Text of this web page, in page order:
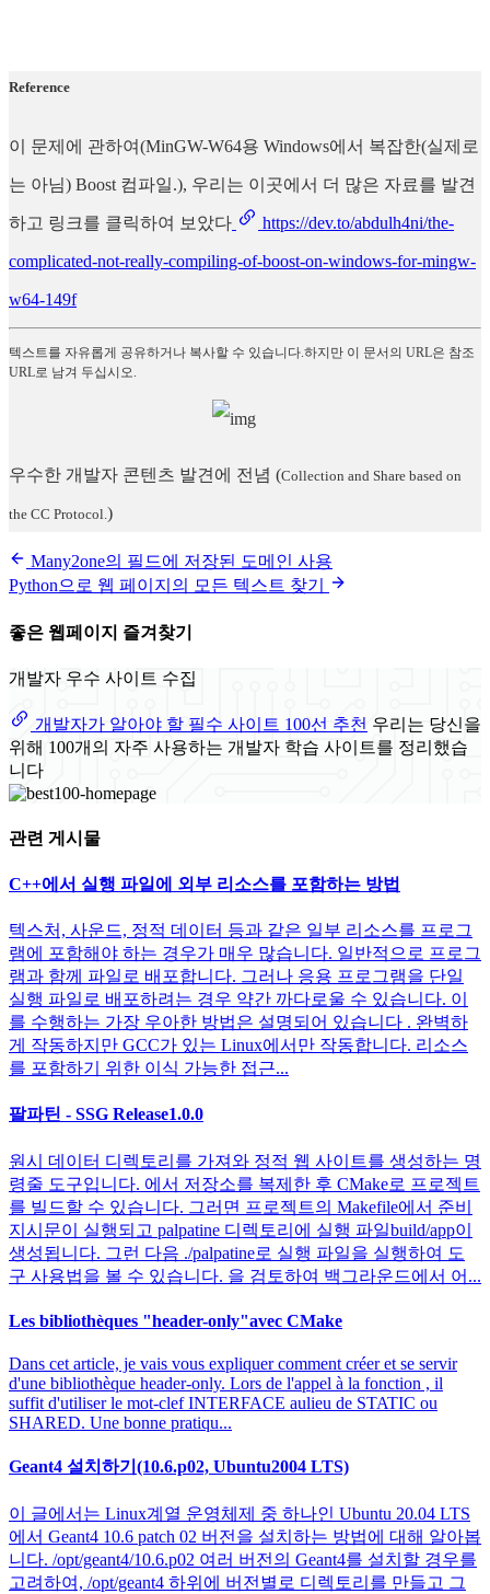
Reference
이 문제에 관하여(MinGW-W64용 Windows에서 복잡한(실제로
는 아님) Boost 컴파일.), 우리는 이곳에서 더 많은 자료를 발견
하고 링크를 클릭하여 보았다 https://dev.to/abdulh4ni/the-
complicated-not-really-compiling-of-boost-on-windows-for-mingw-
w64-149f
텍스트를 자유롭게 공유하거나 복사할 수 있습니다.하지만 이 문서의 URL은 참조
URL로 남겨 두십시오.
우수한 개발자 콘텐츠 발견에 전념 (Collection and Share based on
the CC Protocol.)
Many2one의 필드에 저장된 도메인 사용
Python으로 웹 페이지의 모든 텍스트 찾기
좋은 웹페이지 즐겨찾기
개발자 우수 사이트 수집
개발자가 알아야 할 필수 사이트 100선 추천 우리는 당신을
위해 100개의 자주 사용하는 개발자 학습 사이트를 정리했습
니다
관련 게시물
C++에서 실행 파일에 외부 리소스를 포함하는 방법
텍스처, 사운드, 정적 데이터 등과 같은 일부 리소스를 프로그
램에 포함해야 하는 경우가 매우 많습니다. 일반적으로 프로그
램과 함께 파일로 배포합니다. 그러나 응용 프로그램을 단일
실행 파일로 배포하려는 경우 약간 까다로울 수 있습니다. 이
를 수행하는 가장 우아한 방법은 설명되어 있습니다 . 완벽하
게 작동하지만 GCC가 있는 Linux에서만 작동합니다. 리소스
를 포함하기 위한 이식 가능한 접근...
팔파틴 - SSG Release1.0.0
원시 데이터 디렉토리를 가져와 정적 웹 사이트를 생성하는 명
령줄 도구입니다. 에서 저장소를 복제한 후 CMake로 프로젝트
를 빌드할 수 있습니다. 그러면 프로젝트의 Makefile에서 준비
지시문이 실행되고 palpatine 디렉토리에 실행 파일build/app이
생성됩니다. 그런 다음 ./palpatine로 실행 파일을 실행하여 도
구 사용법을 볼 수 있습니다. 을 검토하여 백그라운드에서 어...
Les bibliothèques "header-only"avec CMake
Dans cet article, je vais vous expliquer comment créer et se servir
d'une bibliothèque header-only. Lors de l'appel à la fonction , il
suffit d'utiliser le mot-clef INTERFACE aulieu de STATIC ou
SHARED. Une bonne pratiqu...
Geant4 설치하기(10.6.p02, Ubuntu2004 LTS)
이 글에서는 Linux계열 운영체제 중 하나인 Ubuntu 20.04 LTS
에서 Geant4 10.6 patch 02 버전을 설치하는 방법에 대해 알아봅
니다. /opt/geant4/10.6.p02 여러 버전의 Geant4를 설치할 경우를
고려하여, /opt/geant4 하위에 버전별로 디렉토리를 만들고 그